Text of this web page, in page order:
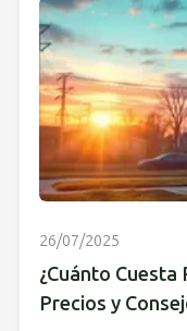
26/07/2025
¿Cuánto Cuesta
Precios y